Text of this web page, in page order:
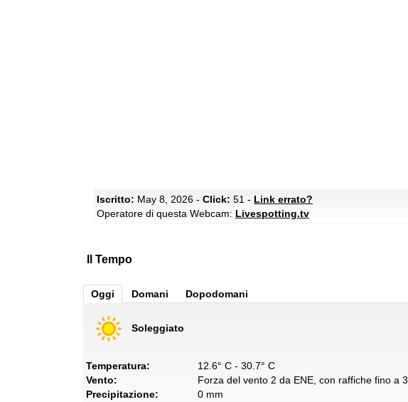
Iscritto: May 8, 2026 - Click: 51 - Link errato?
Operatore di questa Webcam: Livespotting.tv
Il Tempo
Oggi Domani Dopodomani
Soleggiato
Temperatura:
12.6° C - 30.7° C
Vento:
Forza del vento 2 da ENE, con raffiche fino a 3
Precipitazione:
0 mm